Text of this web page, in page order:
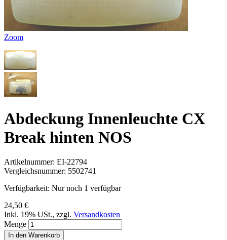
Zoom
Abdeckung Innenleuchte CX
Break hinten NOS
Artikelnummer: EI-22794
Vergleichsnummer: 5502741
Verfügbarkeit: Nur noch 1 verfügbar
24,50 €
Inkl. 19% USt., zzgl. Versandkosten
Menge
In den Warenkorb